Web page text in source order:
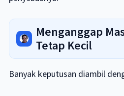
Menganggap
Tetap Kecil
Banyak keputusan diambil